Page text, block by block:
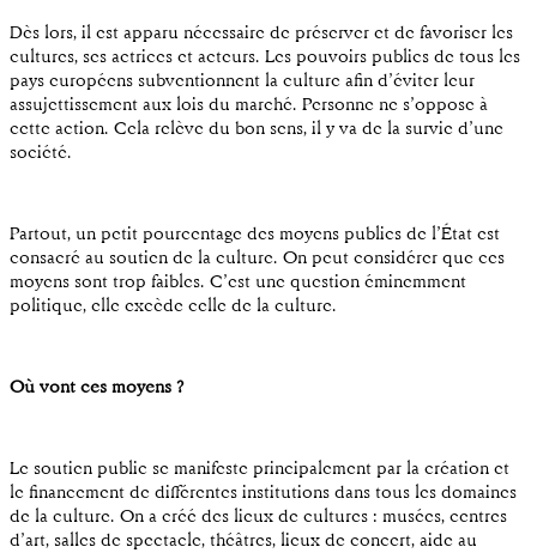
Dès lors, il est apparu nécessaire de préserver et de favoriser les
cultures, ses actrices et acteurs. Les pouvoirs publics de tous les
pays européens subventionnent la culture afin d’éviter leur
assujettissement aux lois du marché. Personne ne s’oppose à
cette action. Cela relève du bon sens, il y va de la survie d’une
société.
Partout, un petit pourcentage des moyens publics de l’État est
consacré au soutien de la culture. On peut considérer que ces
moyens sont trop faibles. C’est une question éminemment
politique, elle excède celle de la culture.
Où vont ces moyens ?
Le soutien public se manifeste principalement par la création et
le financement de différentes institutions dans tous les domaines
de la culture. On a créé des lieux de cultures : musées, centres
d’art, salles de spectacle, théâtres, lieux de concert, aide au